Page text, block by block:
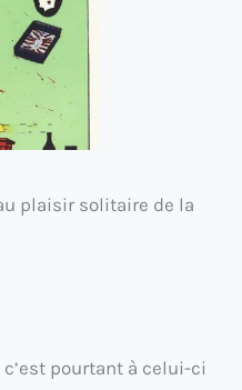
plaisir solitaire de la
pourtant à celui-ci